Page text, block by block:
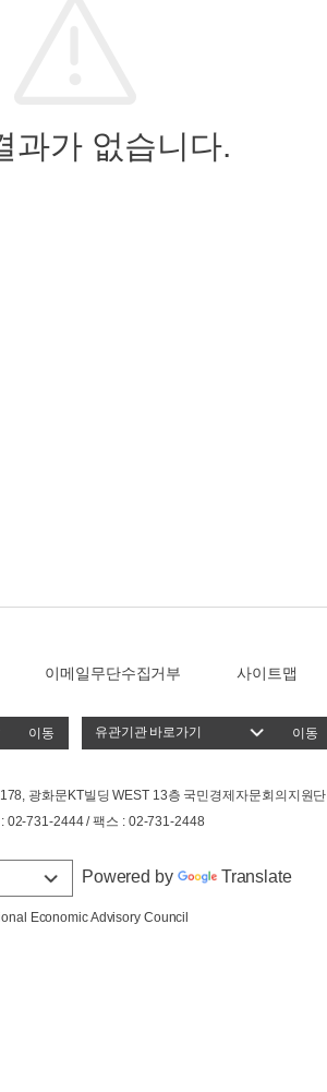
과가 없습니다.
이메일무단수집거부 사이트맵
이동 이동
광화문KT빌딩 WEST 13층 국민경제자문회의지원단
02-731-2444 / 팩스 : 02-731-2448
Powered by Translate
Economic Advisory Council